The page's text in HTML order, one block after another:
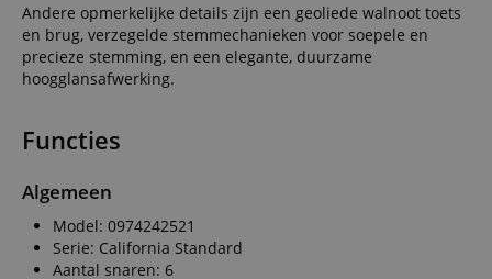
Andere opmerkelijke details zijn een geoliede walnoot toets
en brug, verzegelde stemmechanieken voor soepele en
precieze stemming, en een elegante, duurzame
hoogglansafwerking.
Functies
Algemeen
Model: 0974242521
Serie: California Standard
Aantal snaren: 6